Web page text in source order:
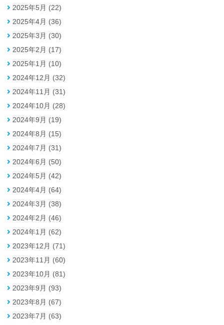
2025年5月 (22)
2025年4月 (36)
2025年3月 (30)
2025年2月 (17)
2025年1月 (10)
2024年12月 (32)
2024年11月 (31)
2024年10月 (28)
2024年9月 (19)
2024年8月 (15)
2024年7月 (31)
2024年6月 (50)
2024年5月 (42)
2024年4月 (64)
2024年3月 (38)
2024年2月 (46)
2024年1月 (62)
2023年12月 (71)
2023年11月 (60)
2023年10月 (81)
2023年9月 (93)
2023年8月 (67)
2023年7月 (63)